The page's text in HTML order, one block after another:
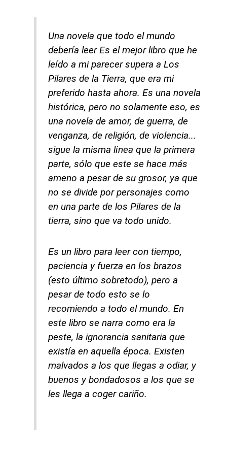
Una novela que todo el mundo
debería leer Es el mejor libro que he
leído a mi parecer supera a Los
Pilares de la Tierra, que era mi
preferido hasta ahora. Es una novela
histórica, pero no solamente eso, es
una novela de amor, de guerra, de
venganza, de religión, de violencia...
sigue la misma línea que la primera
parte, sólo que este se hace más
ameno a pesar de su grosor, ya que
no se divide por personajes como
en una parte de los Pilares de la
tierra, sino que va todo unido.
Es un libro para leer con tiempo,
paciencia y fuerza en los brazos
(esto último sobretodo), pero a
pesar de todo esto se lo
recomiendo a todo el mundo. En
este libro se narra como era la
peste, la ignorancia sanitaria que
existía en aquella época. Existen
malvados a los que llegas a odiar, y
buenos y bondadosos a los que se
les llega a coger cariño.